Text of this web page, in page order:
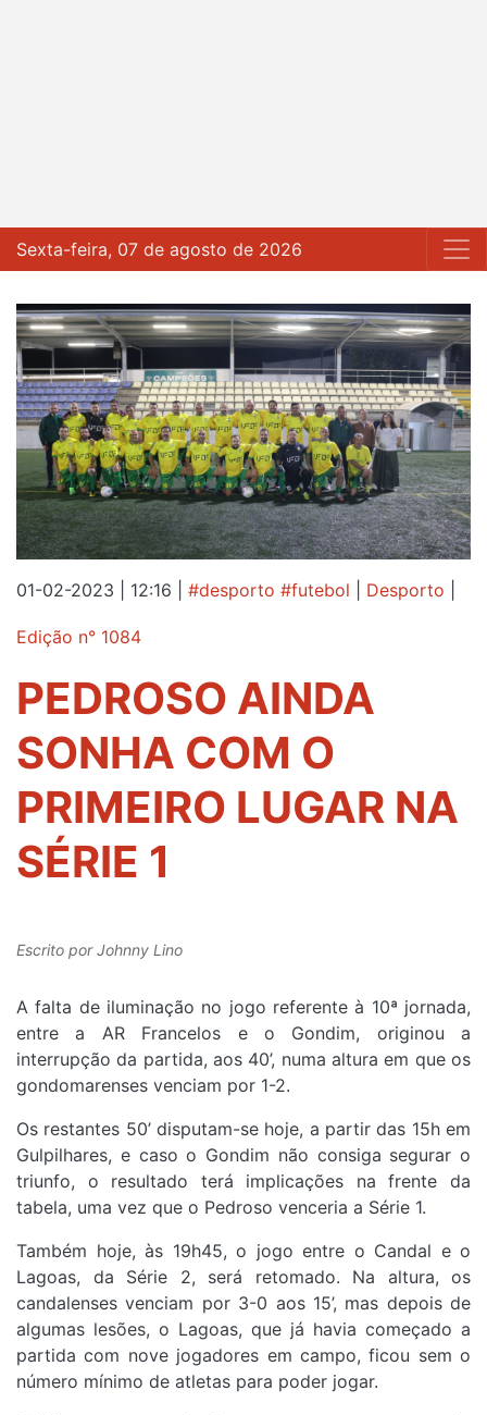
Sexta-feira, 07 de agosto de 2026
01-02-2023 | 12:16 #desporto #futebol Desporto
Edição n° 1084
PEDROSO AINDA
SONHA COM O
PRIMEIRO LUGAR NA
SÉRIE 1
Escrito porJohnny Lino
A falta de iluminação no jogo referente à 10ª jornada,
entre a AR Francelos e o Gondim, originou a
interrupção da partida, aos 40’, numa altura em que os
gondomarenses venciam por 1-2.
Os restantes 50’ disputam-se hoje, a partir das 15h em
Gulpilhares, e caso o Gondim não consiga segurar o
triunfo, o resultado terá implicações na frente da
tabela, uma vez que o Pedroso venceria a Série 1.
Também hoje, às 19h45, o jogo entre o Candal e o
Lagoas, da Série 2, será retomado. Na altura, os
candalenses venciam por 3-0 aos 15’, mas depois de
algumas lesões, o Lagoas, que já havia começado a
partida com nove jogadores em campo, ficou sem o
número mínimo de atletas para poder jogar.